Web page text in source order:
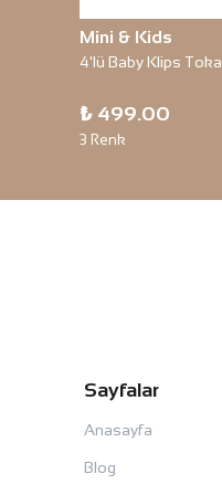
Mini & Kids
4'lü Baby Klips Toka
₺ 499.00
3 Renk
Sayfalar
Anasayfa
Blog